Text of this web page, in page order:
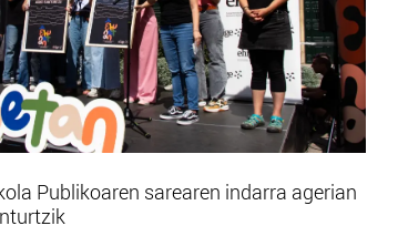
Publikoaren sarearen indarra agerian